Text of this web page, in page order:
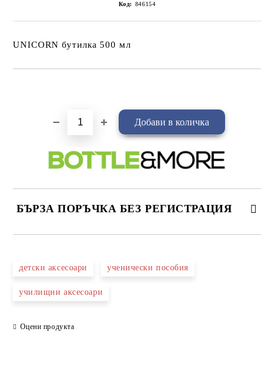
Код: 846154
UNICORN бутилка 500 мл
БЪРЗА ПОРЪЧКА БЕЗ РЕГИСТРАЦИЯ
детски аксесоари ученически пособия
училищни аксесоари
Оцени продукта